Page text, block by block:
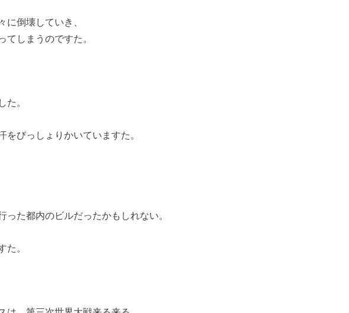
に倒壊していき、
てしまうのですた。
た。
をびっしょりかいていますた。
った都内のビルだったかもしれない。
た。